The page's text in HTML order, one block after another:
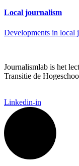
Local journalism
Developments in local
Journalismlab is het
Transitie de
Linkedin-in